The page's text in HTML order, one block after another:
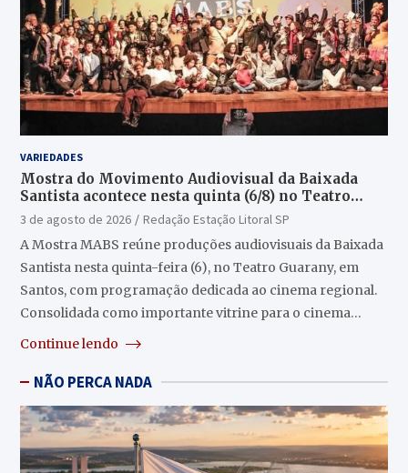
VARIEDADES
Mostra do Movimento Audiovisual da Baixada
Santista acontece nesta quinta (6/8) no Teatro
Guarany
3 de agosto de 2026
Redação Estação Litoral SP
A Mostra MABS reúne produções audiovisuais da Baixada
Santista nesta quinta-feira (6), no Teatro Guarany, em
Santos, com programação dedicada ao cinema regional.
Consolidada como importante vitrine para o cinema…
Continue lendo
NÃO PERCA NADA